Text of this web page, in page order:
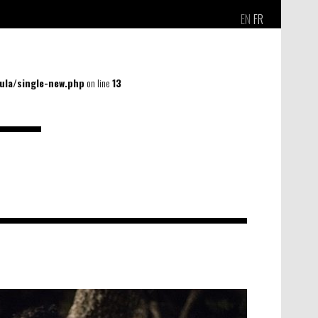
EN FR
single-new.phpon line13